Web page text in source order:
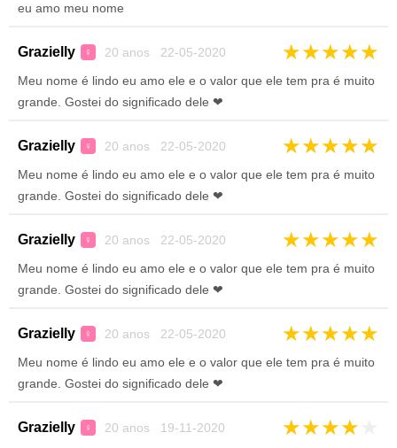
eu amo meu nome
Grazielly ♀ 20 anos 22-05-2020 ★★★★★
Meu nome é lindo eu amo ele e o valor que ele tem pra é muito
grande. Gostei do significado dele ❤
Grazielly ♀ 20 anos 22-05-2020 ★★★★★
Meu nome é lindo eu amo ele e o valor que ele tem pra é muito
grande. Gostei do significado dele ❤
Grazielly ♀ 20 anos 22-05-2020 ★★★★★
Meu nome é lindo eu amo ele e o valor que ele tem pra é muito
grande. Gostei do significado dele ❤
Grazielly ♀ 20 anos 22-05-2020 ★★★★★
Meu nome é lindo eu amo ele e o valor que ele tem pra é muito
grande. Gostei do significado dele ❤
Grazielly ♀ 20 anos 19-11-2020 ★★★★